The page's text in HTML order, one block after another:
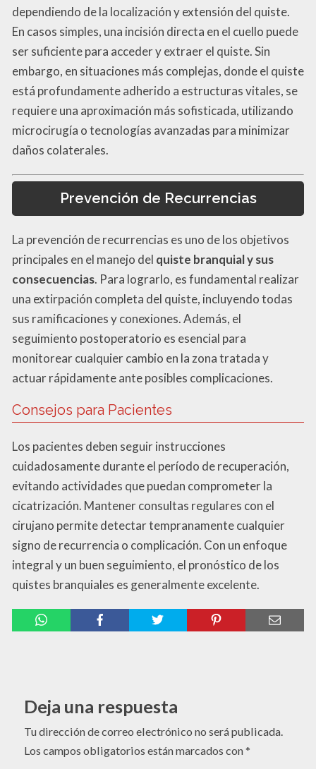
dependiendo de la localización y extensión del quiste.
En casos simples, una incisión directa en el cuello puede
ser suficiente para acceder y extraer el quiste. Sin
embargo, en situaciones más complejas, donde el quiste
está profundamente adherido a estructuras vitales, se
requiere una aproximación más sofisticada, utilizando
microcirugía o tecnologías avanzadas para minimizar
daños colaterales.
Prevención de Recurrencias
La prevención de recurrencias es uno de los objetivos
principales en el manejo del quiste branquial y sus
consecuencias. Para lograrlo, es fundamental realizar
una extirpación completa del quiste, incluyendo todas
sus ramificaciones y conexiones. Además, el
seguimiento postoperatorio es esencial para
monitorear cualquier cambio en la zona tratada y
actuar rápidamente ante posibles complicaciones.
Consejos para Pacientes
Los pacientes deben seguir instrucciones
cuidadosamente durante el período de recuperación,
evitando actividades que puedan comprometer la
cicatrización. Mantener consultas regulares con el
cirujano permite detectar tempranamente cualquier
signo de recurrencia o complicación. Con un enfoque
integral y un buen seguimiento, el pronóstico de los
quistes branquiales es generalmente excelente.
Deja una respuesta
Tu dirección de correo electrónico no será publicada.
Los campos obligatorios están marcados con*